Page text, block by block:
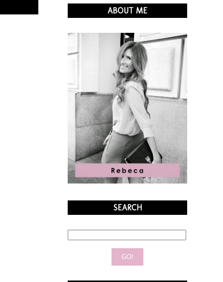
ABOUT ME
SEARCH